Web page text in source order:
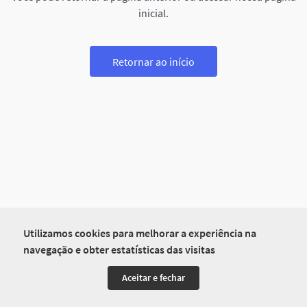
Utilizamos cookies para melhorar a experiência na
navegação e obter estatísticas das visitas
Aceitar e fechar
inicial.
Retornar ao início